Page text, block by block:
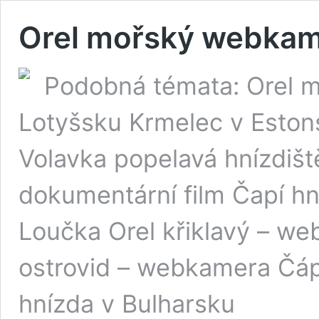
Orel mořský
Podobná témata: Orel
Lotyšsku Krmelec v
Volavka popelavá
dokumentární film Čapí
Loučka Orel křiklavý –
ostrovid – webkamera
hnízda v Bulharsku